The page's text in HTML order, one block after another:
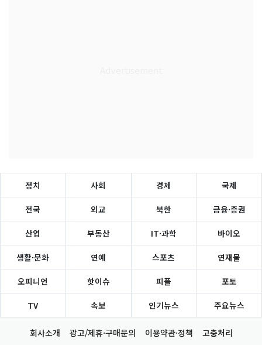
정치 사회 경제 국제
전국 외교 북한 금융·증권
산업 부동산 IT·과학 바이오
생활·문화 연예 스포츠 연재물
오피니언 핫이슈 피플 포토
TV 속보 인기뉴스 주요뉴스
회사소개 광고/제휴·구매문의 이용약관·정책 고충처리